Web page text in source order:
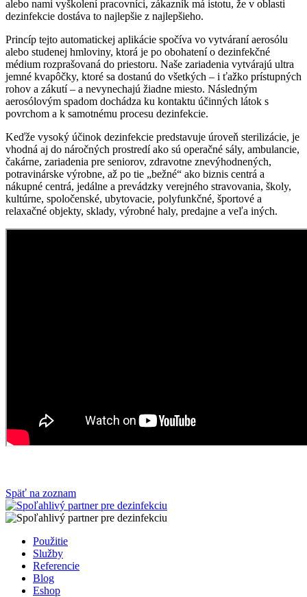
alebo nami vyškolení pracovníci, zákazník má istotu, že v oblasti
dezinfekcie dostáva to najlepšie z najlepšieho.
Princíp tejto automatickej aplikácie spočíva vo vytváraní aerosólu
alebo studenej hmloviny, ktorá je po obohatení o dezinfekčné
médium rozprašovaná do priestoru. Naše zariadenia vytvárajú ultra
jemné kvapôčky, ktoré sa dostanú do všetkých – i ťažko prístupných
rohov a zákutí – a nevynechajú žiadne miesto. Následným
aerosólovým spadom dochádza ku kontaktu účinných látok s
povrchom a k samotnému procesu dezinfekcie.
Keďže vysoký účinok dezinfekcie predstavuje úroveň sterilizácie, je
vhodná aj do náročných prostredí ako sú operačné sály, ambulancie,
čakárne, zariadenia pre seniorov, zdravotne znevýhodnených,
potravinárske výrobne, až po tie „bežné“ ako biznis centrá a
nákupné centrá, jedálne a prevádzky verejného stravovania, školy,
kultúrne, spoločenské, ubytovacie, polyfunkčné, športové a
relaxačné objekty, sklady, výrobné haly, predajne a veľa iných.
Späť na zoznam
Použitie
Služby
Referencie
Blog
Eshop